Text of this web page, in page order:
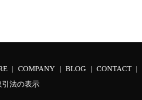
COMPANY BLOG CONTACT
引法の表示